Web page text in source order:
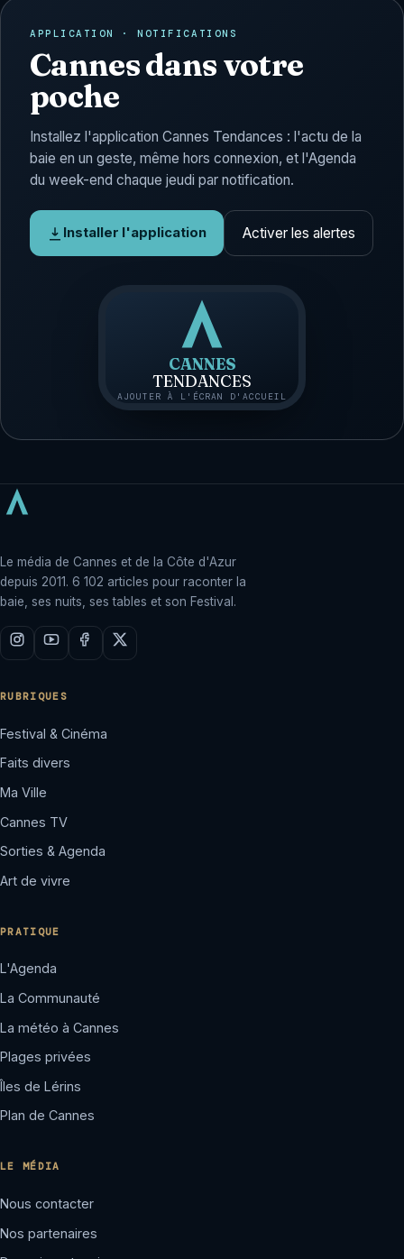
APPLICATION · NOTIFICATIONS
Cannes dans votre
poche
Installez l'application Cannes Tendances : l'actu de la
baie en un geste, même hors connexion, et l'Agenda
du week-end chaque jeudi par notification.
Installer l'application Activer les alertes
CANNES
TENDANCES
AJOUTER À L'ÉCRAN D'ACCUEIL
Le média de Cannes et de la Côte d'Azur
depuis 2011. 6 102 articles pour raconter la
baie, ses nuits, ses tables et son Festival.
RUBRIQUES
Festival & Cinéma
Faits divers
Ma Ville
Cannes TV
Sorties & Agenda
Art de vivre
PRATIQUE
L'Agenda
La Communauté
La météo à Cannes
Plages privées
Îles de Lérins
Plan de Cannes
LE MÉDIA
Nous contacter
Nos partenaires